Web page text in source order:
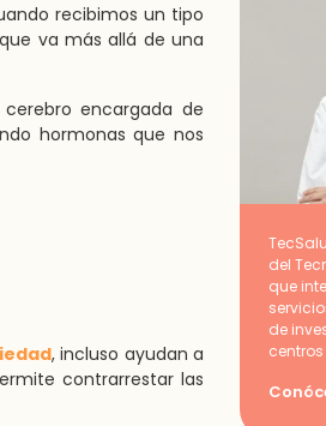
recibimos un tipo
va más allá de una
encargada de
hormonas que nos
, incluso ayudan a
contrarrestar las
del
que
de